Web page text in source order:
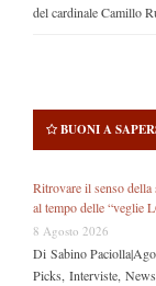
del cardinale Camillo
BUONI A
Ritrovare il senso della
al tempo delle “veglie
8 Agosto 2026
Di Sabino
Picks, Interviste,